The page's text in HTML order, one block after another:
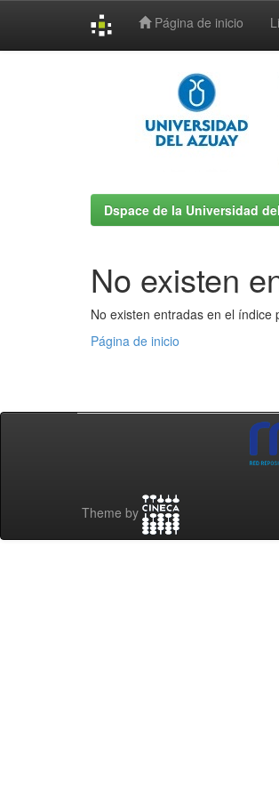
Página de inicio
Dspace de la Universidad
No existen
No existen entradas en el índice
Página de inicio
Theme by